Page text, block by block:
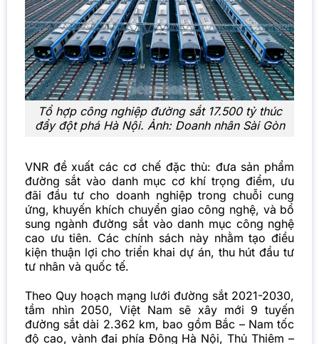
Tổ hợp công nghiệp đường sắt 17.500 tỷ thúc
đẩy đột phá Hà Nội. Ảnh: Doanh nhân Sài Gòn
VNR đề xuất các cơ chế đặc thù: đưa sản phẩm
đường sắt vào danh mục cơ khí trọng điểm, ưu
đãi đầu tư cho doanh nghiệp trong chuỗi cung
ứng, khuyến khích chuyển giao công nghệ, và bổ
sung ngành đường sắt vào danh mục công nghệ
cao ưu tiên. Các chính sách này nhằm tạo điều
kiện thuận lợi cho triển khai dự án, thu hútđầu tư
tư nhân và quốc tế.
Theo Quy hoạch mạng lưới đường sắt 2021-2030,
tầm nhìn 2050, Việt Nam sẽ xây mới 9 tuyến
đường sắt dài 2.362 km, bao gồm Bắc – Nam tốc
độ cao, vành đai phía Đông Hà Nội, Thủ Thiêm –